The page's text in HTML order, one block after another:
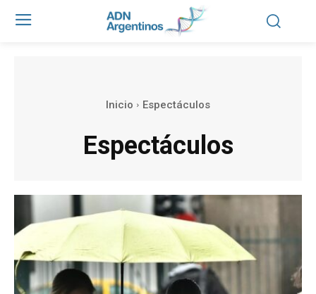
Inicio Espectáculos
Espectáculos